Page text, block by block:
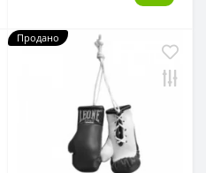
Продано